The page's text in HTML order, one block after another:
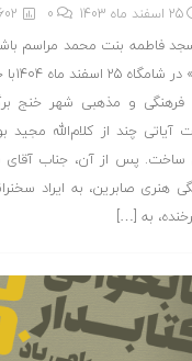
25 اسفند ماه 1403 0
فاطمه بنت محمد مراسم
و مذهبی شهر خنج
آیاتی چند از کلام‌الله
پس از آن، جناب آقای
هنری صابرین، به ایراد
به […]